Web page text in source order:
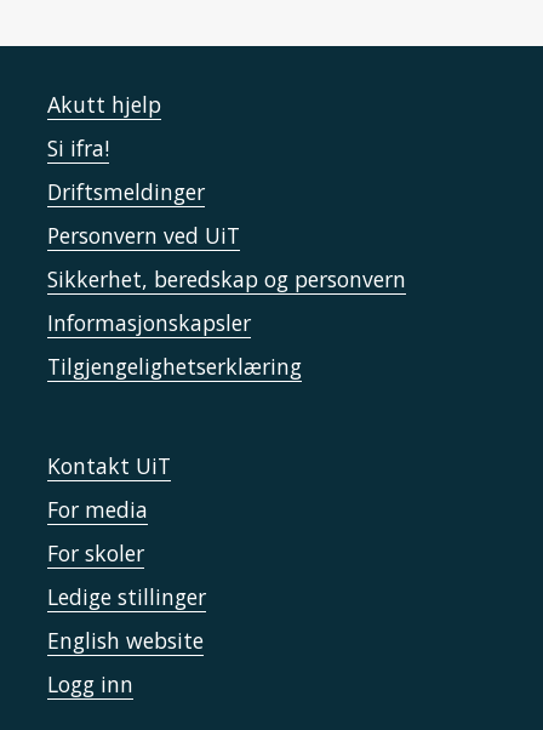
Akutt hjelp
Si ifra!
Driftsmeldinger
Personvern ved UiT
Sikkerhet, beredskap og personvern
Informasjonskapsler
Tilgjengelighetserklæring
Kontakt UiT
For media
For skoler
Ledige stillinger
English website
Logg inn